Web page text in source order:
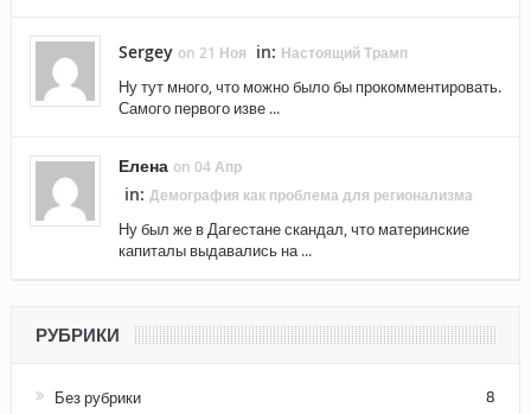
Sergey on 21 Ноя in: Настоящий Трамп
Ну тут много, что можно было бы прокомментировать.
Самого первого изве ...
Елена on 04 Апр
in: Демография как проблема для регионализма
Ну был же в Дагестане скандал, что материнские
капиталы выдавались на ...
РУБРИКИ
Без рубрики 8